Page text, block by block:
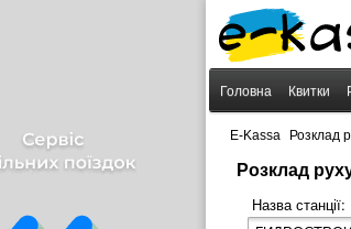
Головна Квитки
E-Kassa Розклад
Розклад
Назва станції: